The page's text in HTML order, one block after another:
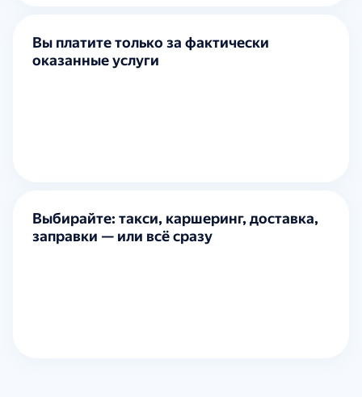
Вы платите только за фактически
оказанные услуги
Выбирайте: такси, каршеринг, доставка,
заправки — или всё сразу